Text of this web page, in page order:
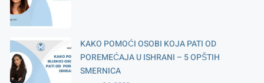
KAKO POMOĆI OSOBI KOJA PATI OD
POREMEĆAJA U ISHRANI – 5 OPŠTIH
SMERNICA